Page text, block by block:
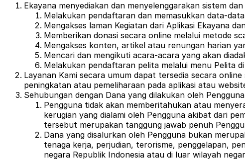
Ekayana menyediakan dan menyelenggarakan sistem
Melakukan pendaftaran dan memasukkan data-
Mengakses laman Kegiatan dari Aplikasi Ekayana
Memberikan donasi secara online melalui metode
Mengakses konten, artikel atau renungan harian
Mencari dan mengikuti acara-acara yang akan
Melakukan pendaftaran pelita melalui menu Pelita
Layanan Kami secara umum dapat tersedia secara
peningkatan atau pemeliharaan pada aplikasi atau
Sehubungan dengan Dana yang dilakukan oleh
Pengguna tidak akan memberitahukan atau
kerugian yang dialami oleh Pengguna akibat dari
tersebut merupakan tanggung jawab penuh
Dana yang disalurkan oleh Pengguna bukan
tenaga kerja, perjudian, terorisme, penggelapan,
negara Republik Indonesia atau di luar wilayah